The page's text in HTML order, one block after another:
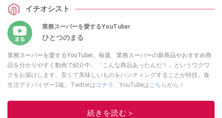
考にしてみてくださいね。
イチオシスト
業務スーパーを愛するYouTuber
ひとつのまる
業務スーパーを愛するYouTuber。毎週、業務スーパーの新商品やおすすめ商
品を分かりやすく動画で紹介中。「こんな商品あったんだ！」というワクワ
クをお届けします。安くて美味しいものをハンティングすることが特技。食
生活アドバイザー2級。Twitterは コチラ 、YouTubeは こちらから！
このイチオシストの他の記事を読む
続きを読む＞